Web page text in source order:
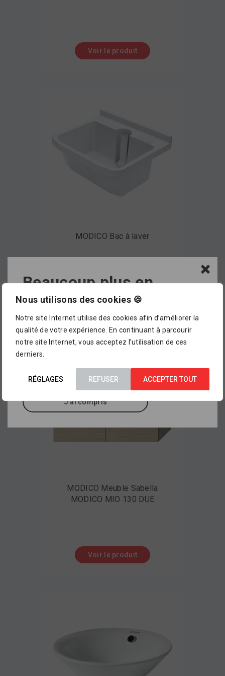
Nous utilisons des cookies 🍪
Notre site Internet utilise des cookies afin d’améliorer la
qualité de votre expérience. En continuant à parcourir
notre site Internet, vous acceptez l’utilisation de ces
derniers.
RÉGLAGES REFUSER ACCEPTER TOUT
Voir le produit
MODICO Bac à laver
Voir le produit
MODICO Meuble Sabella
MODICO MIO 130 DUE
Voir le produit
Beaucoup plus en
magasin !
L’assortiment proposé dans notre catalogue en
ligne ne représente pour le moment qu’un petit
aperçu de ce que vous pourrez trouver dans
nos points de vente
milliers d’autres références.
J'ai compris